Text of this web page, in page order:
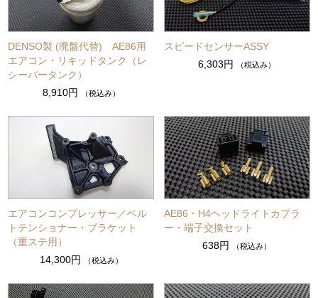
DENSO製 (廃盤代替) AE86用
エアコン・リキッドタンク（レ
シーバータンク）
8,910円
（税込み）
スピードセンサーASSY
6,303円
（税込み）
エアコンコンプレッサー／ベル
トテンショナー・ブラケット
（重ステ用）
14,300円
（税込み）
AE86・H4ヘッドライトカプラ
ー・端子交換セット
638円
（税込み）